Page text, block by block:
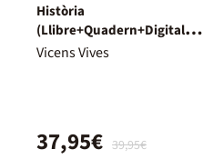
Història
(Llibre+Quadern+Digital)
Dual
Vicens Vives
39,95€
37,95€